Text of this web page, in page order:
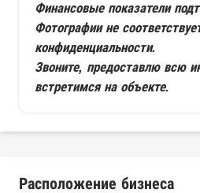
Финансовые показатели
Фотографии не
конфиденциальности.
Звоните, предоставлю всю
встретимся на объекте.
Расположение бизнеса